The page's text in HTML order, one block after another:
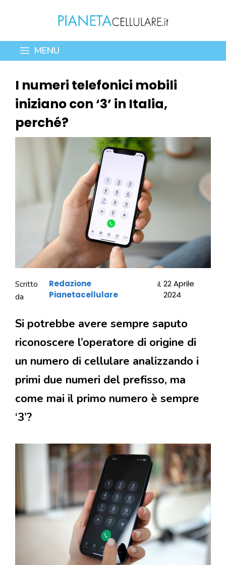
contenuto
MENU
I numeri telefonici mobili
iniziano con ‘3’ in Italia,
perché?
Scritto
da
Redazione
Pianetacellulare
il 22 Aprile
2024
Si potrebbe avere sempre saputo
riconoscere l’operatore di origine di
un numero di cellulare analizzando i
primi due numeri del prefisso, ma
come mai il primo numero è sempre
‘3’?